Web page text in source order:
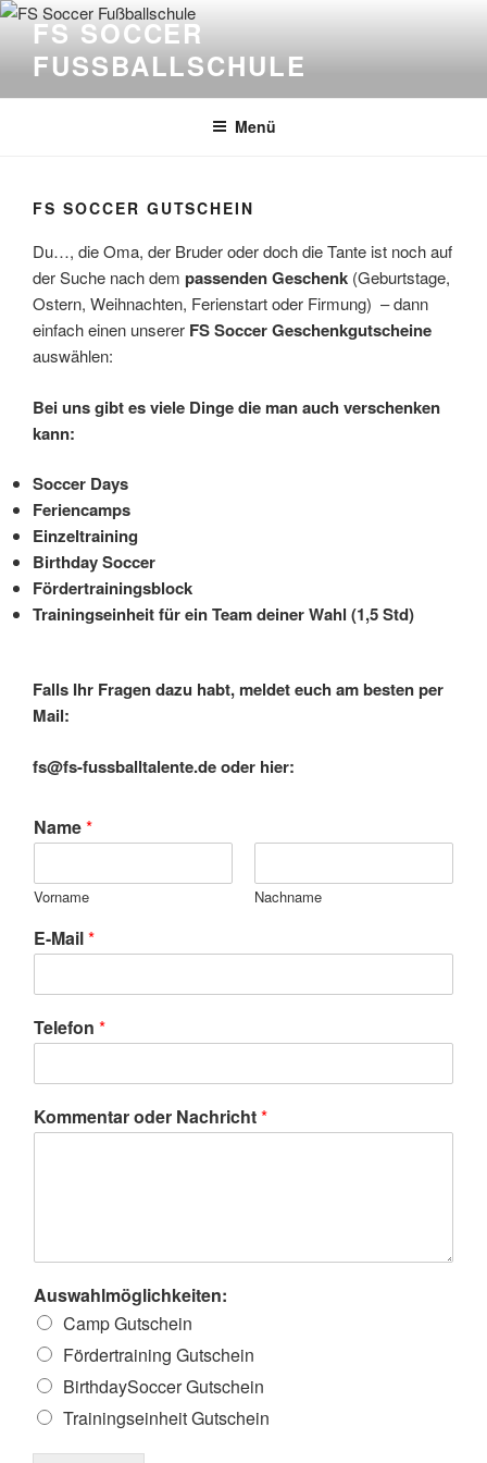
Zum
springen
FS SOCCER
FUSSBALLSCHULE
Menü
FS SOCCER GUTSCHEIN
Du…, die Oma, der Bruder oder doch die Tante ist noch auf
der Suche nach dem passenden Geschenk (Geburtstage,
Ostern, Weihnachten, Ferienstart oder Firmung) – dann
einfach einen unserer FSSoccerGeschenkgutscheine
auswählen:
Bei uns gibt es viele Dinge die man auch verschenken
kann:
Soccer Days
Feriencamps
Einzeltraining
Birthday Soccer
Fördertrainingsblock
Trainingseinheit für ein Team deiner Wahl (1,5 Std)
Falls Ihr Fragen dazu habt, meldet euch am bestenper
Mail:
fs@fs-fussballtalente.de oder hier:
Name*
Vorname Nachname
E-Mail*
Telefon *
Kommentar oder Nachricht*
Auswahlmöglichkeiten:
Camp Gutschein
Fördertraining Gutschein
BirthdaySoccer Gutschein
Trainingseinheit Gutschein